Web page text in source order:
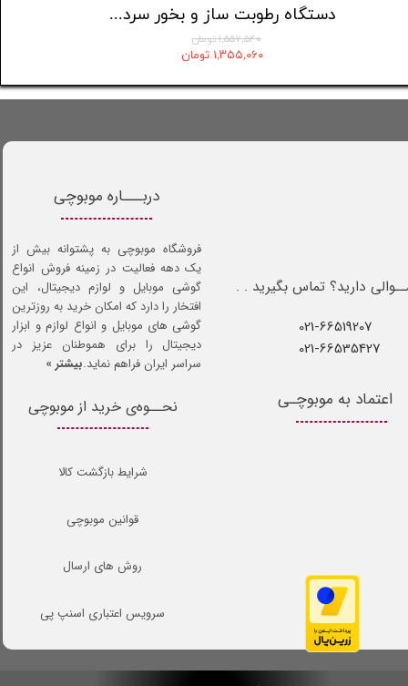
دستگاه رطوبت ساز و بخور سرد مدل A06
۱,۵۵۷,۵۴۰ تومان
۱,۳۵۵,۰۶۰ تومان
021-66519207​​​​​​​
021-66535427
دارید؟ تماس بگیرید . .
نحــوه‌ی خرید از موبوچی
شرایط بازگشت کالا
قوانین موبوچی
روش های ارسال
سرویس اعتباری اسنپ پی
اعتماد به موبوچـی
دربـــاره موبوچی
فروشگاه موبوچی به پشتوانه بیش از
یک دهه فعالیت در زمینه فروش انواع
گوشی موبایل و لوازم دیجیتال، این
افتخار را دارد که امکان خرید به روزترین
گوشی های موبایل و انواع لوازم و ابزار
دیجیتال را برای هموطنان عزیز در
سراسر ایران فراهم نماید.بیشتر »